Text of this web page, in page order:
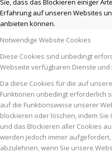
Sie, dass das Blockieren einiger
Erfahrung auf unseren Websites
anbieten können.
Notwendige Website Cookies
Diese Cookies sind unbedingt
Webseite verfügbaren Dienste
Da diese Cookies für die auf
Funktionen unbedingt erforderlich
auf die Funktionsweise unserer
blockieren oder löschen, indem
und das Blockieren aller Cookies
werden jedoch immer
abzulehnen, wenn Sie unsere